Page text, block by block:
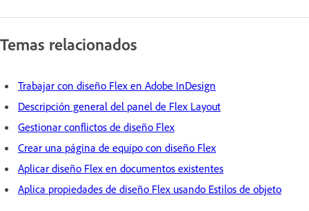
Temas relacionados
Trabajar con diseño Flex en Adobe InDesign
Descripción general del panel de Flex Layout
Gestionar conflictos de diseño Flex
Crear una página de equipo con diseño Flex
Aplicar diseño Flex en documentos existentes
Aplica propiedades de diseño Flex usando Estilos de objeto